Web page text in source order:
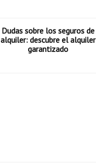
Dudas sobre los seguros de
alquiler: descubre el alquiler
garantizado